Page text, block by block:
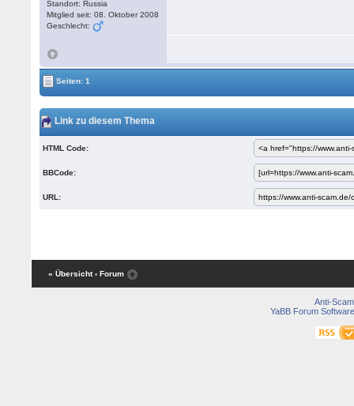
Standort: Russia
Mitglied seit: 08. Oktober 2008
Geschlecht:
Seiten: 1
Link zu diesem Thema
HTML Code:
BBCode:
URL:
« Übersicht ‹ Forum
Anti-Scam
YaBB Forum Software